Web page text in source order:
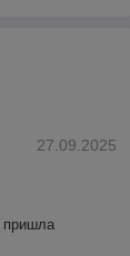
27.09.2025
пришла